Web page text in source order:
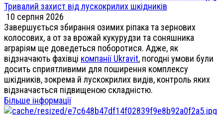
Тривалий захист від лускокрилих шкідників
10 серпня 2026
Завершується збирання озимих ріпака та зернових
колосових, а от за врожай кукурудзи та соняшника
аграріям ще доведеться поборотися. Адже, як
відзначають фахівці компанії Ukravit, погодні умови були
досить сприятливими для поширення комплексу
шкідників, зокрема й лускокрилих видів, контроль яких
відзначається підвищеною складністю.
Більше інформації